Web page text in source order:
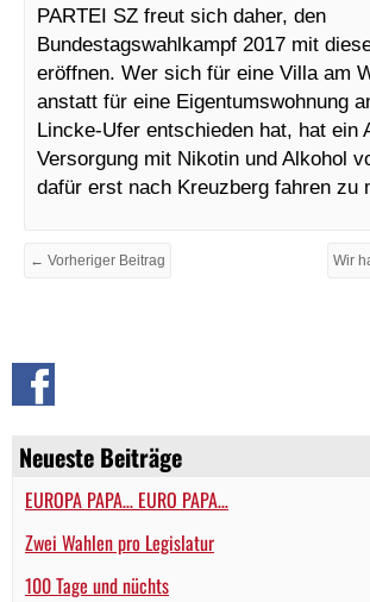
Neueste Beiträge
EUROPA PAPA… EURO PAPA…
Zwei Wahlen pro Legislatur
100 Tage und nüchts
PARTEI SZ freut sich daher, den
Bundestagswahlkampf 2017 mit
eröffnen. Wer sich für eine Villa am
anstatt für eine Eigentumswohnung
Lincke-Ufer entschieden hat, hat ein
Versorgung mit Nikotin und Alkohol
dafür erst nach Kreuzberg fahren zu
← Vorheriger Beitrag Wir